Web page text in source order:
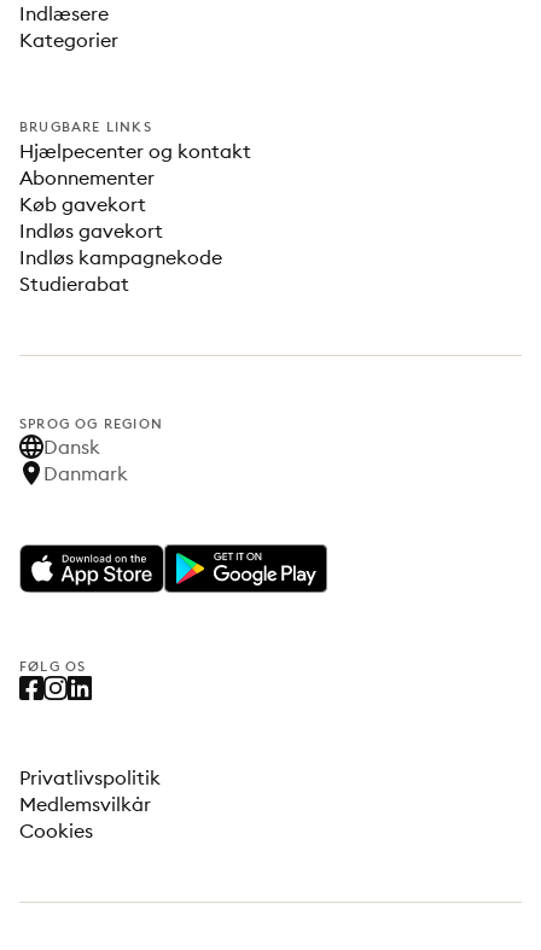
Indlæsere
Kategorier
BRUGBARE LINKS
Hjælpecenter og kontakt
Abonnementer
Køb gavekort
Indløs gavekort
Indløs kampagnekode
Studierabat
SPROG OG REGION
Dansk
Danmark
FØLG OS
Privatlivspolitik
Medlemsvilkår
Cookies